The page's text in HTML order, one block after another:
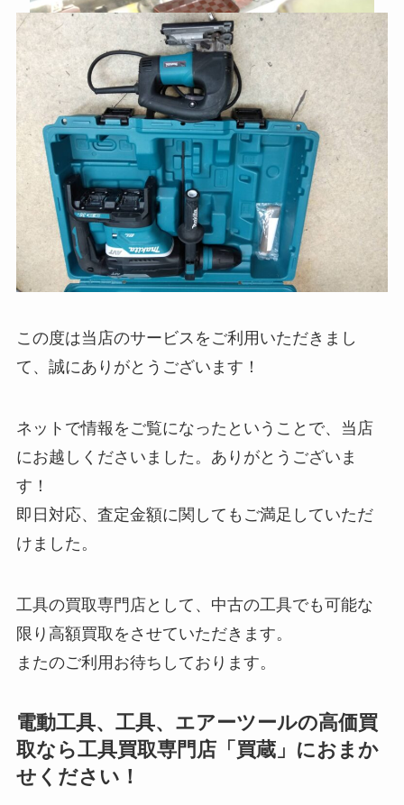
この度は当店のサービスをご利用いただきまし
て、誠にありがとうございます！
ネットで情報をご覧になったということで、当店
にお越しくださいました。ありがとうございま
す！
即日対応、査定金額に関してもご満足していただ
けました。
工具の買取専門店として、中古の工具でも可能な
限り高額買取をさせていただきます。
またのご利用お待ちしております。
電動工具、工具、エアーツールの高価買
取なら工具買取専門店「買蔵」におまか
せください！